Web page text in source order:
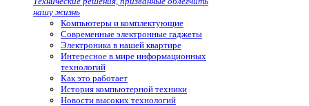
нашу жизнь
Компьютеры и комплектующие
Современные электронные гаджеты
Электроника в нашей квартире
Интересное в мире информационных
технологий
Как это работает
История компьютерной техники
Новости высоких технологий